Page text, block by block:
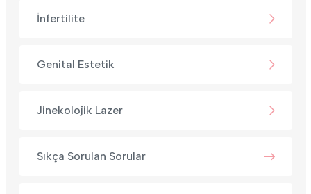
İnfertilite
Genital Estetik
Jinekolojik Lazer
Sıkça Sorulan Sorular